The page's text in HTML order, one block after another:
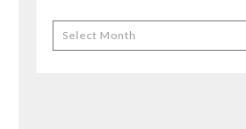
Archives